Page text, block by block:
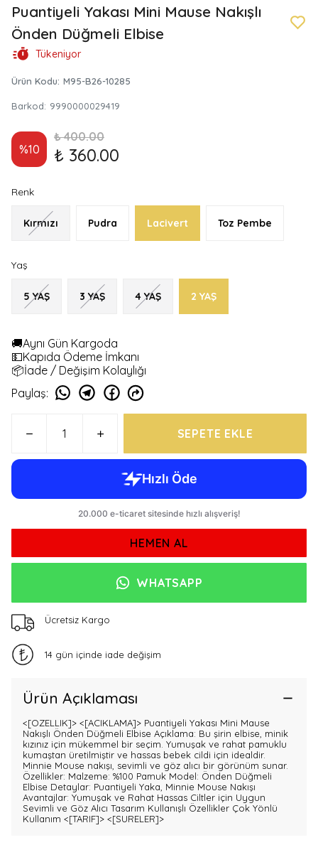
Puantiyeli Yakası Mini Mause Nakışlı
Önden Düğmeli Elbise
Tükeniyor
Ürün Kodu: M95-B26-10285
Barkod: 9990000029419
%10
₺ 400.00
₺ 360.00
Renk
Kırmızı Pudra Lacivert Toz Pembe
Yaş
5 YAŞ 3 YAŞ 4 YAŞ 2 YAŞ
🚚Aynı Gün Kargoda
💵Kapıda Ödeme İmkanı
📦İade / Değişim Kolaylığı
Paylaş:
SEPETE EKLE
HEMEN AL
WHATSAPP
Ücretsiz Kargo
14 gün içinde iade değişim
Ürün Açıklaması
<[OZELLIK]> <[ACIKLAMA]> Puantiyeli Yakası Mini Mause
Nakışlı Önden Düğmeli Elbise Açıklama: Bu şirin elbise, minik
kızınız için mükemmel bir seçim. Yumuşak ve rahat pamuklu
kumaştan üretilmiştir ve hassas bebek cildi için idealdir.
Minnie Mouse nakışı, sevimli ve göz alıcı bir görünüm sunar.
Özellikler: Malzeme: %100 Pamuk Model: Önden Düğmeli
Elbise Detaylar: Puantiyeli Yaka, Minnie Mouse Nakışı
Avantajlar: Yumuşak ve Rahat Hassas Ciltler için Uygun
Sevimli ve Göz Alıcı Tasarım Kullanışlı Özellikler Çok Yönlü
Kullanım <[TARIF]> <[SURELER]>